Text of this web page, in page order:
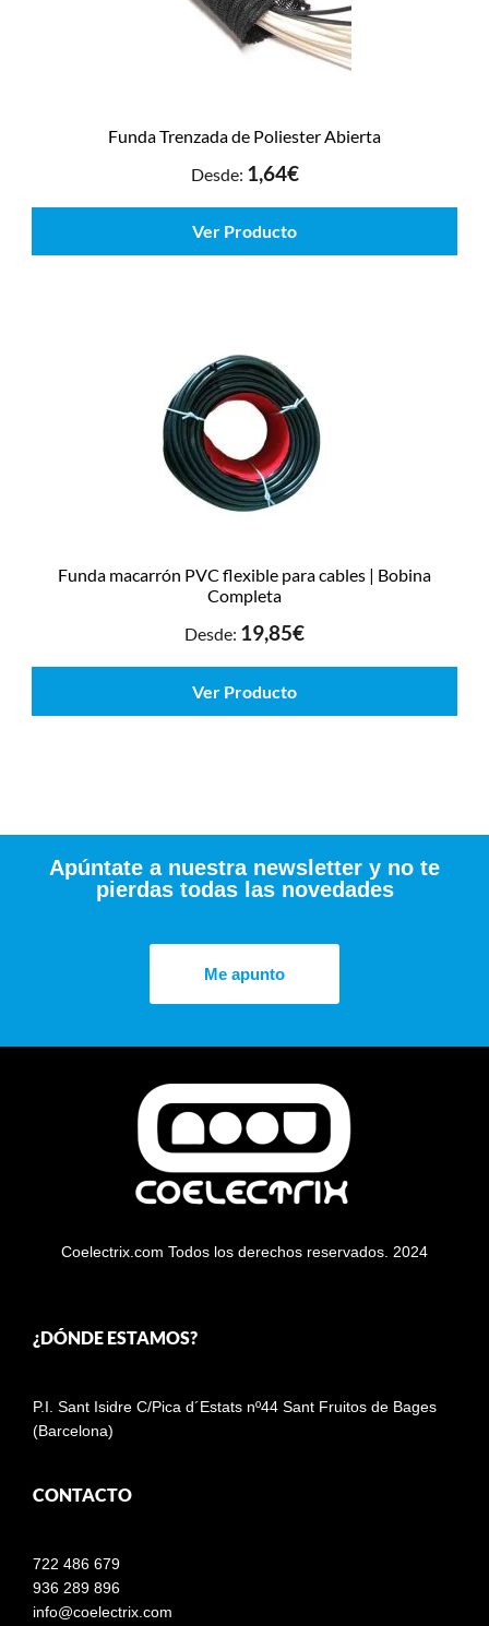
Funda Trenzada de Poliester Abierta
Desde: 1,64€
Ver Producto
Funda macarrón PVC flexible para cables | Bobina
Completa
Desde: 19,85€
Ver Producto
Apúntate a nuestra newsletter y no te
pierdas todas las novedades
Me apunto
Coelectrix.com Todos los derechos reservados. 2024
¿DÓNDE ESTAMOS?
P.I. Sant Isidre C/Pica d´Estats nº44 Sant Fruitos de Bages
(Barcelona)
CONTACTO
722 486 679
936 289 896
info@coelectrix.com